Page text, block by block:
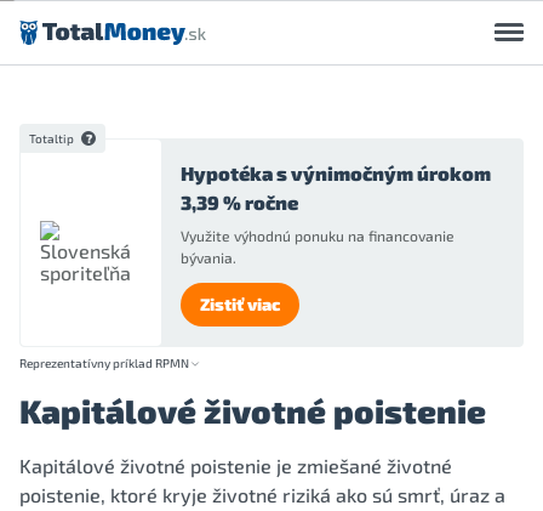
Preskočiť na obsah
Totaltip
Hypotéka s výnimočným úrokom
3,39 % ročne
Využite výhodnú ponuku na financovanie
bývania.
Zistiť viac
Reprezentatívny príklad RPMN
Kapitálové životné poistenie
Kapitálové životné poistenie je zmiešané životné
poistenie, ktoré kryje životné riziká ako sú smrť, úraz a